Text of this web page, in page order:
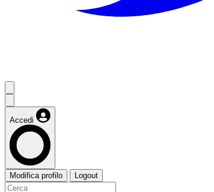
Accedi
Modifica profilo Logout